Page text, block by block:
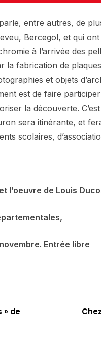
entre autres, de
Bercegol, et qui
à l’arrivée des
la fabrication de
et objets
est de faire
la découverte.
sera itinérante, et
scolaires,
l’oeuvre de Louis
Entrée libre
» de